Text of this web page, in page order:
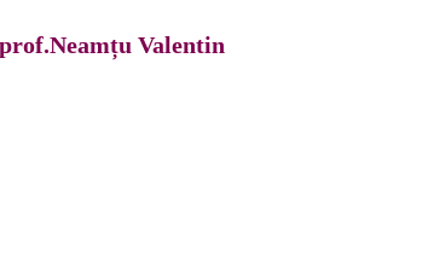
Valentin